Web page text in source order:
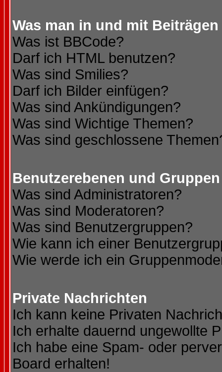
Was man in und mit
Was ist BBCode?
Darf ich HTML benutzen?
Was sind Smilies?
Darf ich Bilder einfügen?
Was sind Ankündigungen?
Was sind Wichtige Themen?
Was sind geschlossene
Benutzerebenen und Gruppen
Was sind Administratoren?
Was sind Moderatoren?
Was sind Benutzergruppen?
Wie kann ich einer
Wie werde ich ein
Private Nachrichten
Ich kann keine Privaten
Ich erhalte dauernd ungewollte
Ich habe eine Spam- oder
Board erhalten!